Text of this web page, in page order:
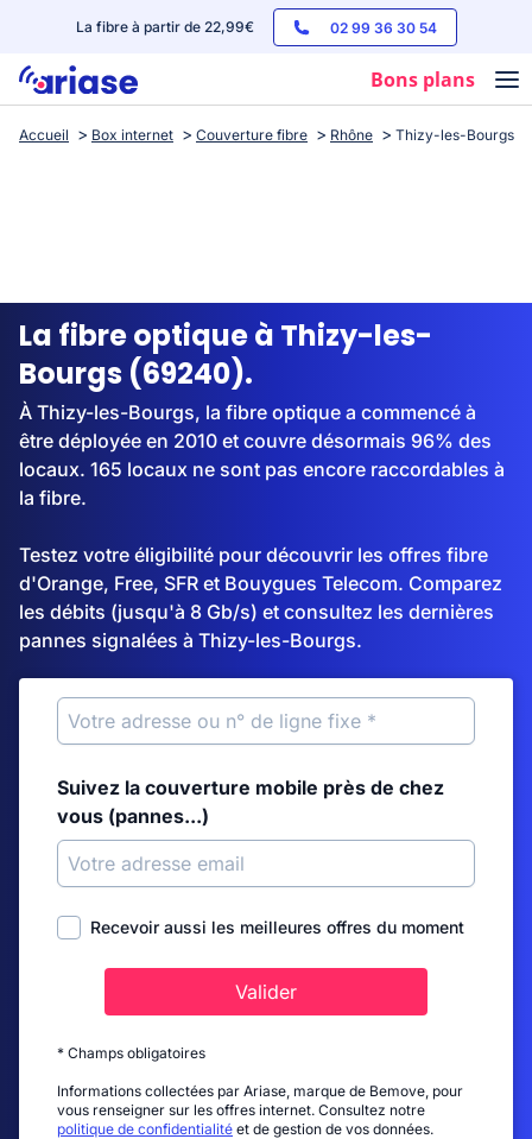
La fibre à partir de 22,99€ 02 99 36 30 54
Bons plans
Box internet
Streaming
Accueil Box internet Couverture fibre Rhône Thizy-les-Bourgs
La fibre optique à Thizy-les-
Bourgs (69240).
À Thizy-les-Bourgs, la fibre optique a commencé à
être déployée en 2010 et couvre désormais 96% des
locaux. 165 locaux ne sont pas encore raccordables à
la fibre.
Testez votre éligibilité pour découvrir les offres fibre
d'Orange, Free, SFR et Bouygues Telecom. Comparez
les débits (jusqu'à 8 Gb/s) et consultez les dernières
pannes signalées à Thizy-les-Bourgs.
Suivez la couverture mobile près de chez
vous (pannes...)
Recevoir aussi les meilleures offres du moment
Valider
* Champs obligatoires
Informations collectées par Ariase, marque de Bemove, pour
vous renseigner sur les offres internet. Consultez notre
politique de confidentialité et de gestion de vos données.